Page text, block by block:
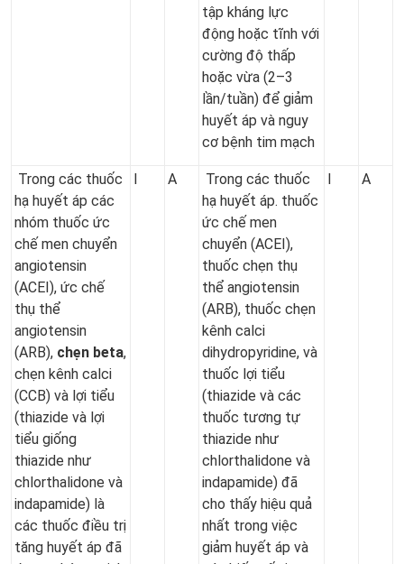
tập kháng lực
động hoặc tĩnh với
cường độ thấp
hoặc vừa (2–3
lần/tuần) để giảm
huyết áp và nguy
cơ bệnh tim mạch
Trong các thuốc
hạ huyết áp các
nhóm thuốc ức
chế men chuyển
angiotensin
(ACEI), ức chế
thụ thể
angiotensin
(ARB), chẹn beta,
chẹn kênh calci
(CCB) và lợi tiểu
(thiazide và lợi
tiểu giống
thiazide như
chlorthalidone và
indapamide) là
các thuốc điều trị
tăng huyết áp đã
I A
Trong các thuốc
hạ huyết áp. thuốc
ức chế men
chuyển (ACEI),
thuốc chẹn thụ
thể angiotensin
(ARB), thuốc chẹn
kênh calci
dihydropyridine, và
thuốc lợi tiểu
(thiazide và các
thuốc tương tự
thiazide như
chlorthalidone và
indapamide) đã
cho thấy hiệu quả
nhất trong việc
giảm huyết áp và
I A